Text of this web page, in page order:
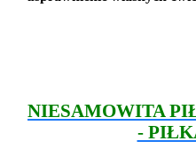
NIESAMOWITA
-